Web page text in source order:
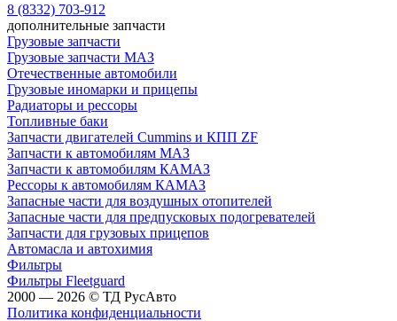
8 (8332) 703-912
дополнительные запчасти
Грузовые запчасти
Грузовые запчасти МАЗ
Отечественные автомобили
Грузовые иномарки и прицепы
Радиаторы и рессоры
Топливные баки
Запчасти двигателей Cummins и КПП ZF
Запчасти к автомобилям МАЗ
Запчасти к автомобилям КАМАЗ
Рессоры к автомобилям КАМАЗ
Запасные части для воздушных отопителей
Запасные части для предпусковых подогревателей
Запчасти для грузовых прицепов
Автомасла и автохимия
Фильтры
Фильтры Fleetguard
2000 — 2026 © ТД РусАвто
Политика конфиденциальности